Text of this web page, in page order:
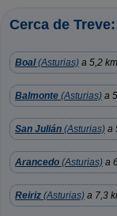
Cerca de Treve:
Boal(Asturias) a 5,2 km
Balmonte (Asturias) a
San Julián (Asturias) a
Arancedo (Asturias) a
Reiriz (Asturias) a 7,3